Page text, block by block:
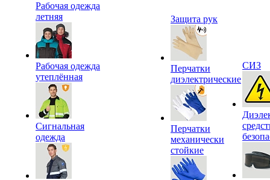
Рабочая одежда
летняя
Рабочая одежда
утеплённая
Сигнальная
одежда
Защита рук
Перчатки
диэлектрические
Перчатки
механически
стойкие
СИЗ